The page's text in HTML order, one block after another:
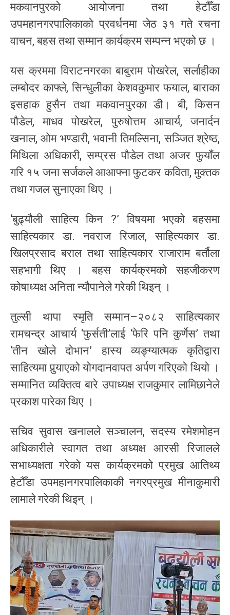
मकवानपुरको आयोजना तथा हेटौँडा
उपमहानगरपालिकाको प्रवर्धनमा जेठ ३१ गते रचना
वाचन, बहस तथा सम्मान कार्यक्रम सम्पन्न भएको छ ।
यस क्रममा विराटनगरका बाबुराम पोखरेल, सर्लाहीका
लम्बोदर काफ्ले, सिन्धुलीका केशवकुमार फयाल, बाराका
इसहाक हुसैन तथा मकवानपुरका डी। बी, किसन
पौडेल, माधव पोखरेल, पुरुषोत्तम आचार्य, जनार्दन
खनाल, ओम भण्डारी, भवानी तिमल्सिना, सञ्जित श्रेष्ठ,
मिथिला अधिकारी, सम्प्रस पौडेल तथा अजर फुयाँल
गरि १५ जना सर्जकले आआफ्ना फुटकर कविता, मुक्तक
तथा गजल सुनाएका थिए ।
‘बुढ्यौली साहित्य किन ?’ विषयमा भएको बहसमा
साहित्यकार डा. नवराज रिजाल, साहित्यकार डा.
खिलप्रसाद बराल तथा साहित्यकार राजाराम बर्तौला
सहभागी थिए । बहस कार्यक्रमको सहजीकरण
कोषाध्यक्ष अनिता न्यौपानेले गरेकी थिइन् ।
तुल्सी थापा स्मृति सम्मान–२०८२ साहित्यकार
रामचन्द्र आचार्य ‘फुर्सती’लाई ‘फेरि पनि कुर्णेस’ तथा
‘तीन खोले दोभान’ हास्य व्यङ्ग्यात्मक कृतिद्वारा
साहित्यमा पुर्‍याएको योगदानवापत अर्पण गरिएको थियो ।
सम्मानित व्यक्तित्व बारे उपाध्यक्ष राजकुमार लामिछानेले
प्रकाश पारेका थिए ।
सचिव सुवास खनालले सञ्चालन, सदस्य रमेशमोहन
अधिकारीले स्वागत तथा अध्यक्ष आरसी रिजालले
सभाध्यक्षता गरेको यस कार्यक्रमको प्रमुख आतिथ्य
हेटौँडा उपमहानगरपालिकाकी नगरप्रमुख मीनाकुमारी
लामाले गरेकी थिइन् ।